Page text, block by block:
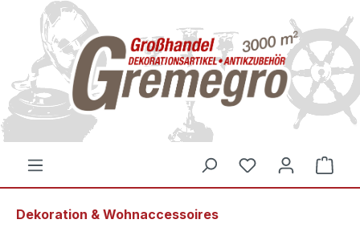
springen
Dekoration & Wohnaccessoires